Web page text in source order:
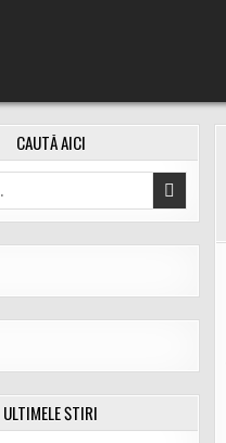
CAUTĂ AICI
ULTIMELE ȘTIRI